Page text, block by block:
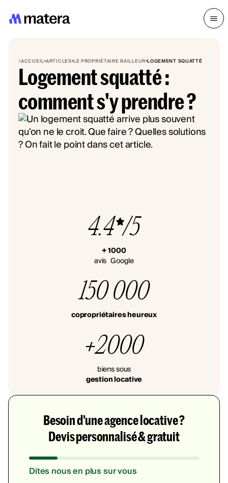
ACCUEILARTICLES LE PROPRIÉTAIRE BAILLEURLOGEMENT SQUATTÉ
Logement squatté :
comment s'y prendre ?
4.4 /5
+ 1000
avis Google
150 000
copropriétaires heureux
+2000
biens sous
gestion locative
Besoin d'une agence locative ?
Devis personnalisé & gratuit
Dites nous en plus sur vous